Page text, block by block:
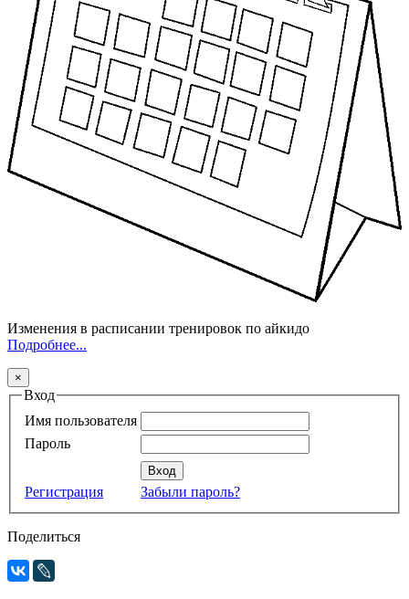
Изменения в расписании тренировок по айкидо
Подробнее...
×
Вход
Имя пользователя
Пароль
Регистрация Забыли пароль?
Поделиться